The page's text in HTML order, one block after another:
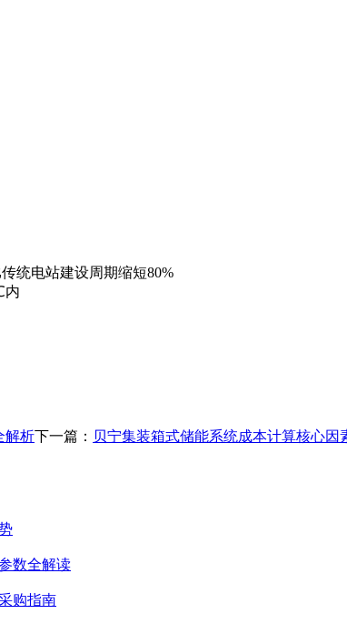
统电站建设周期缩短80%
内
解析下一篇： 贝宁集装箱式储能系统成本计算核心因
数全解读
购指南